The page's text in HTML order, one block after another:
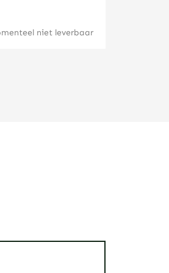
niet leverbaar